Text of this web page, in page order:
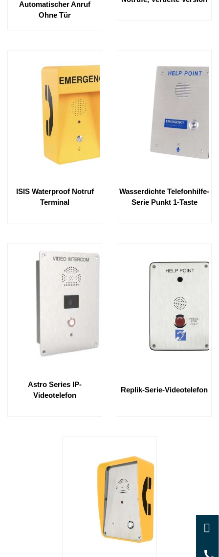
Automatischer Anruf
Ohne Tür
ISIS Waterproof Notruf
Terminal
Wasserdichte Telefonhilfe-
Serie Punkt 1-Taste
Astro Series IP-
Videotelefon
Replik-Serie-Videotelefon